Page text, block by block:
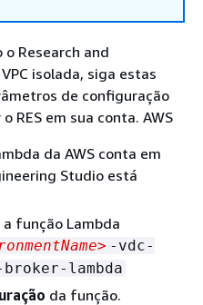
Research and
isolada, siga estas
de configuração
RES em sua conta. AWS
da AWS conta em
Studio está
função Lambda
-vdc-
lambda
da função.